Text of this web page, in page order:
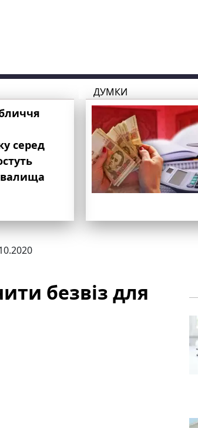
серед
ДУМКИ
безвіз для